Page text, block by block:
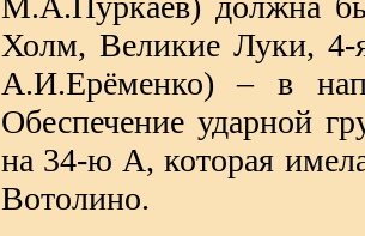
Холм, Великие Луки, 4-
А.И.Ерёменко) – в
Обеспечение ударной
на 34-ю А, которая
Вотолино.